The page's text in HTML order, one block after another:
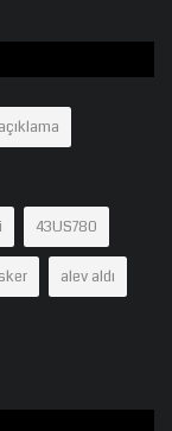
43US780
alev aldı